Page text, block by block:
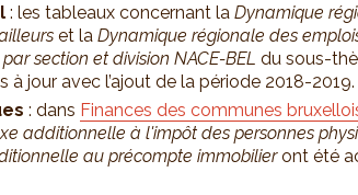
: les tableaux concernant la Dynamique
et la Dynamique régionale des
section et division NACE-BEL du sous-
à jour avec l’ajout de la période 2018-2019.
: dans Finances des communes
additionnelle à l'impôt des personnes
au précompte immobilieront été